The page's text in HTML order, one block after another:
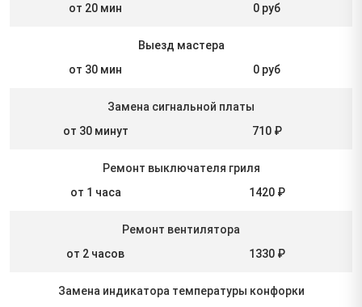
от 20 мин
0 руб
Выезд мастера
от 30 мин
0 руб
Замена сигнальной платы
от 30 минут
710 ₽
Ремонт выключателя гриля
от 1 часа
1420 ₽
Ремонт вентилятора
от 2 часов
1330 ₽
Замена индикатора температуры конфорки